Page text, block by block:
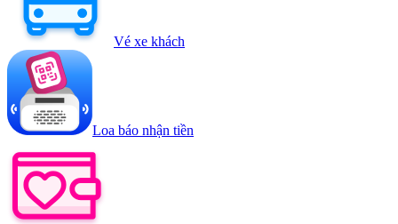
Vé xe khách
Loa báo nhận tiền